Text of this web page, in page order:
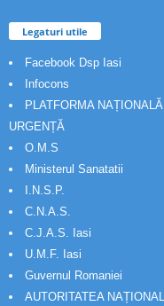
Legaturi utile
Facebook Dsp Iasi
Infocons
PLATFORMA
URGENȚĂ
O.M.S
Ministerul Sanatatii
I.N.S.P.
C.N.A.S.
C.J.A.S. Iasi
U.M.F. Iasi
Guvernul Romaniei
AUTORITATEA